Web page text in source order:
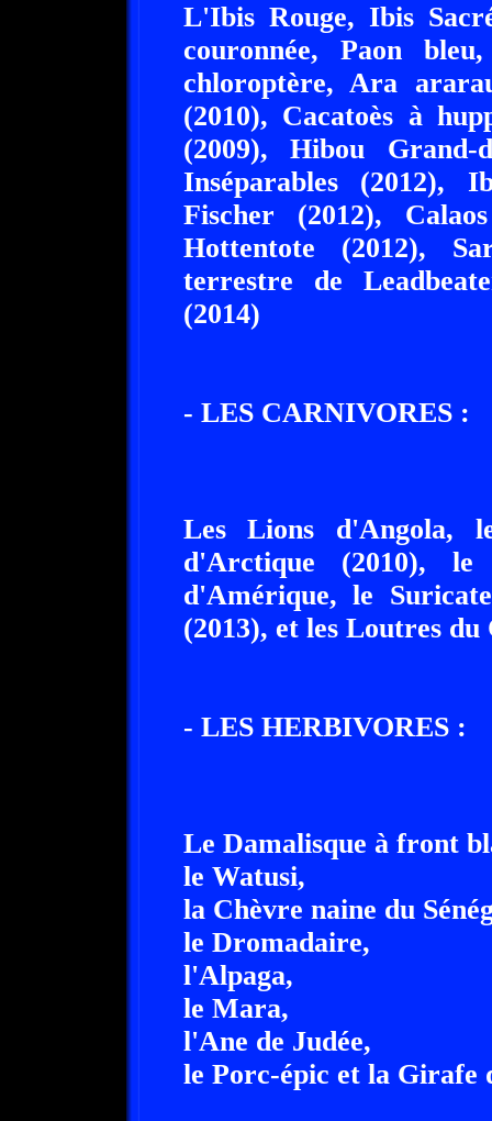
L'Ibis Rouge, Ibis
couronnée, Paon
chloroptère, Ara
(2010), Cacatoès à
(2009), Hibou
Inséparables (2012),
Fischer (2012),
Hottentote (2012),
terrestre de
(2014)
- LES CARNIVORES :
Les Lions d'Angola,
d'Arctique (2010),
d'Amérique, le
(2013), et les Loutres du
- LES HERBIVORES :
Le Damalisque à front
le Watusi,
la Chèvre naine du
le Dromadaire,
l'Alpaga,
le Mara,
l'Ane de Judée,
le Porc-épic et la Girafe